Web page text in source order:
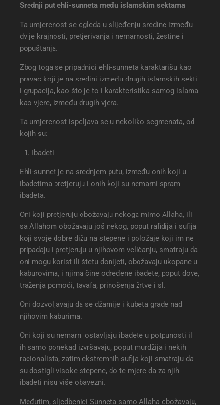
Srednji put ehli-sunneta među islamskim sektama
Ta umjerenost se ogleda u slijeđenju sredine između
dvije krajnosti, pretjerivanja i nemarnosti, žestine i
popuštanja.
Zbog toga se pripadnici ehli-sunneta karaktarišu kao
pravac koji je na sredini između drugih islamskih sekti
i grupacija, kao što je to i karakteristika samog islama
kao vjere, između drugih vjera.
Ta umjerenost ispoljava se u nekoliko segmenata, od
kojih su:
Ibadeti
Ehli-sunnet je na srednjem putu, između onih koji u
ibadetima pretjeruju i onih koji su nemarni spram
ibadeta.
Oni koji pretjeruju obožavaju nekoga mimo Allaha, ili
sa Allahom obožavaju još nekog, poput rafidija i sufija
koji svoje dobre dižu na stepene i položaje koji im ne
pripadaju i pretjeruju u njihovom veličanju, smatraju da
oni mogu korist ili štetu donijeti, obožavaju ukopane u
kaburovima, i njima čine određene ibadete, poput dove,
traženja pomoći, tavafa, prinošenja žrtve i sl.
Oni dozvoljavaju da se džamije i kubeta grade nad
njihovim kaburima.
Oni koji su nemarni ostavljaju ibadete u potpunosti ili
ih samo ponekad izvršavaju, poput murdžija i nekih
racionalista, zatim ekstremnih sufija koji smatraju da
su dostigli visoke stepene, do te mjere da za njih
ibadeti nisu više obavezni.
Međutim, sljedbenici Sunneta samo Allaha obožavaju,